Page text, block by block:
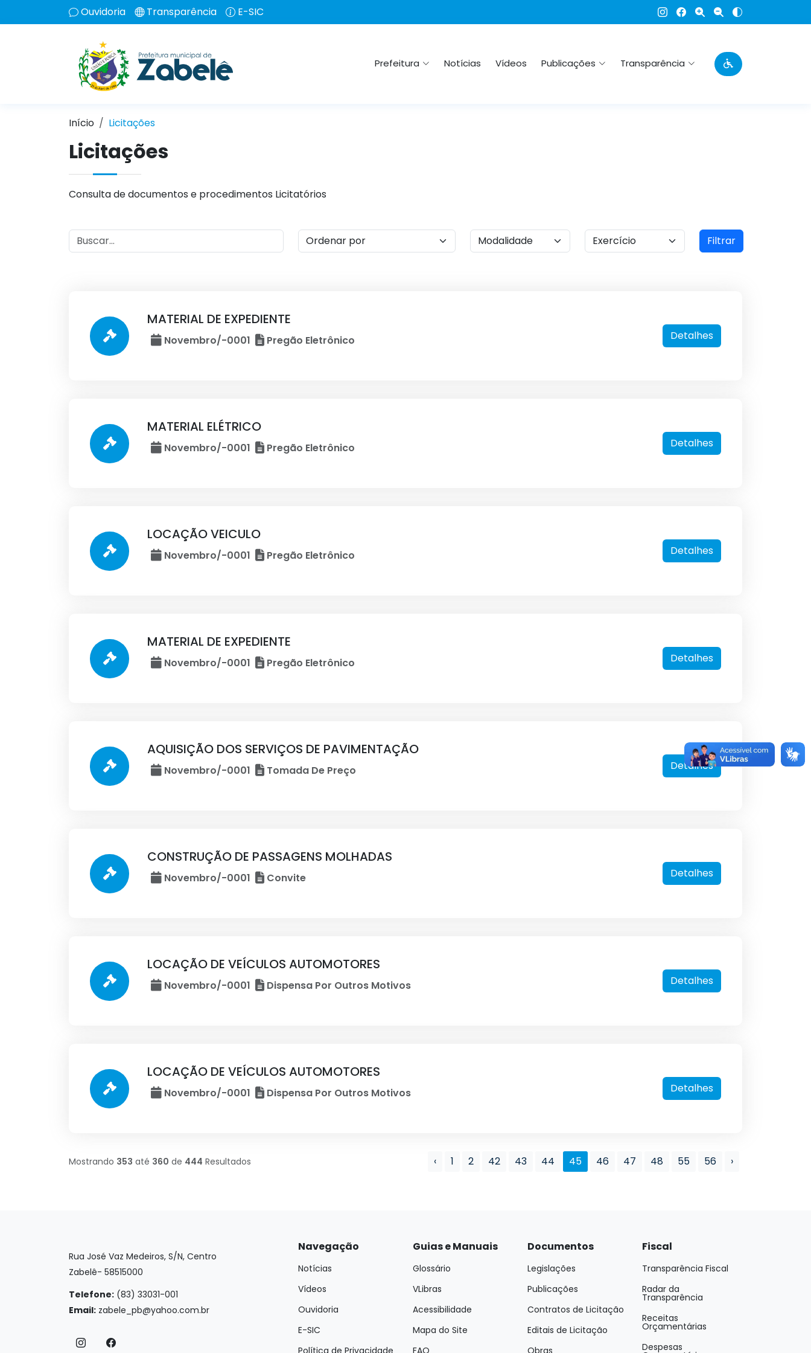
Ouvidoria Transparência E-SIC
Prefeitura Notícias Vídeos Publicações Transparência
Início Licitações
Licitações
Consulta de documentos e procedimentos Licitatórios
Filtrar
MATERIAL DE EXPEDIENTE
Novembro/-0001 Pregão Eletrônico Detalhes
MATERIAL ELÉTRICO
Novembro/-0001 Pregão Eletrônico Detalhes
LOCAÇÃO VEICULO
Novembro/-0001 Pregão Eletrônico Detalhes
MATERIAL DE EXPEDIENTE
Novembro/-0001 Pregão Eletrônico Detalhes
AQUISIÇÃO DOS SERVIÇOS DE PAVIMENTAÇÃO
Novembro/-0001 Tomada De Preço Detalhes
CONSTRUÇÃO DE PASSAGENS MOLHADAS
Novembro/-0001 Convite Detalhes
LOCAÇÃO DE VEÍCULOS AUTOMOTORES
Novembro/-0001 Dispensa Por Outros Motivos Detalhes
LOCAÇÃO DE VEÍCULOS AUTOMOTORES
Novembro/-0001 Dispensa Por Outros Motivos Detalhes
Mostrando 353 até 360 de 444 Resultados ‹ 1 2 42 43 44 45 46 47 48 55 56 ›
Rua José Vaz Medeiros, S/N, Centro
Zabelê- 58515000
Telefone: (83) 33031-001
Email: zabele_pb@yahoo.com.br
Navegação
Notícias
Vídeos
Ouvidoria
E-SIC
Política de Privacidade
Guias e Manuais
Glossário
VLibras
Acessibilidade
Mapa do Site
FAQ
Documentos
Legislações
Publicações
Contratos de Licitação
Editais de Licitação
Obras
Fiscal
Transparência Fiscal
Radar da
Transparência
Receitas
Orçamentárias
Despesas